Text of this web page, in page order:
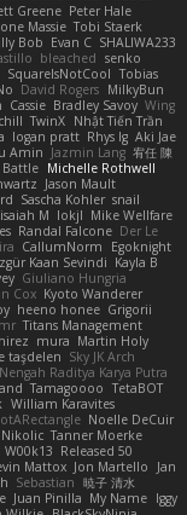
Greene Peter Hale
Massie Tobi Staerk
Bob Evan C SHALIWA233
bleached senko
SquareIsNotCool Tobias
David Rogers MilkyBun
Cassie Bradley Savoy Wing
TwinX Nhật Tiến Trần
logan pratt Rhys lg Aki Jae
Amin Jazmin Lang 宥任 陳
Battle Michelle Rothwell
Jason Mault
Sascha Kohler snail
isaiah M lokjl Mike Wellfare
Randal Falcone Der Le
CallumNorm
Egoknight
Kaan Sevindi Kayla B
Giuliano Hungria
Cox Kyoto Wanderer
heeno honee Grigorii
Titans Management
mura Martin Holy
taşdelen Sky JK Arch
Raditya Karya Putra
Tamagoooo TetaBOT
William Karavites
Noelle DeCuir
Tanner Moerke
W00k13 Released 50
Mattox Jon Martello
Jan
Sebastian 暁子 清水
Juan Pinilla My Name Iggy